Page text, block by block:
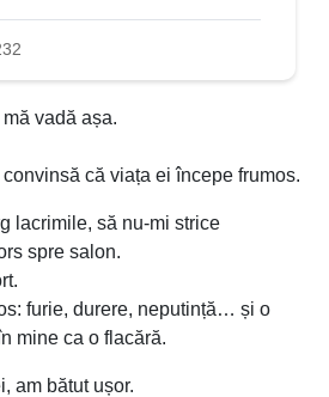
vadă așa.
că viața ei începe frumos.
lacrimile, să nu-mi strice
spre salon.
furie, durere, neputință… și o
mine ca o flacără.
am bătut ușor.